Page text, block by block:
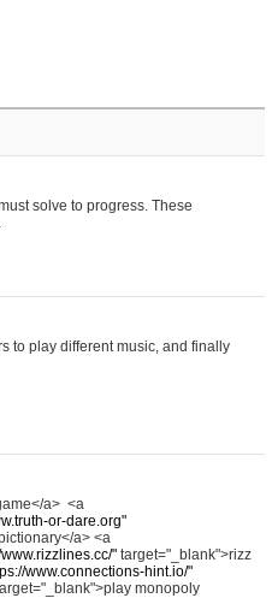
solve to progress. These
to play different music, and finally
a> <a
or-dare.org"
a> <a
" target="_blank">rizz
www.connections-hint.io/"
monopoly